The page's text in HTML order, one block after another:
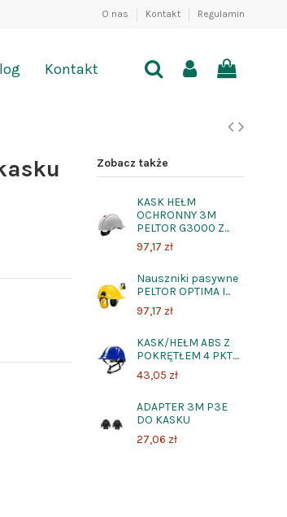
O nas Kontakt Regulamin
Kontakt
Zobacz także
KASK HEŁM
OCHRONNY 3M
PELTOR G3000 Z...
97,17 zł
Nauszniki pasywne
PELTOR OPTIMA I...
97,17 zł
KASK/HEŁM ABS Z
POKRĘTŁEM 4 PKT....
43,05 zł
ADAPTER 3M P3E
DO KASKU
27,06 zł